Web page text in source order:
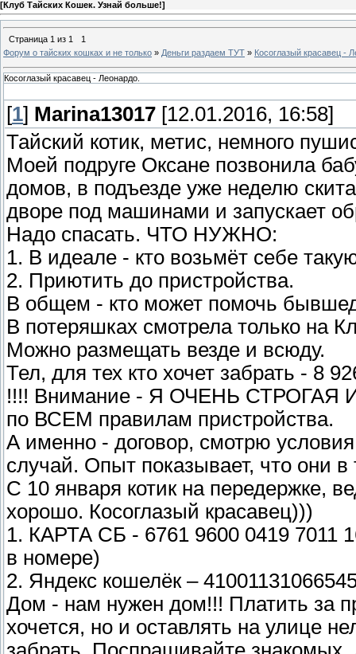
[Клуб Тайских Кошек. Узнай больше!]
Страница 1 из 1
1
Форум о тайских кошках и не только » Деньги раздаем ТУТ » Косоглазый красавец -
Косоглазый красавец - Леонардо.
[1] Marina13017 [12.01.2016, 16:58]
Тайский котик, метис, немного
Моей подруге Оксане позвонила
домов, в подъезде уже неделю
дворе под машинами и запускает
Надо спасать. ЧТО НУЖНО:
1. В идеале - кто возьмёт себе
2. Приютить до пристройства.
В общем - кто может помочь
В потеряшках смотрела только на
Можно размещать везде и всюду.
Тел, для тех кто хочет забрать - 8
!!!! Внимание - Я ОЧЕНЬ СТРОГАЯ И
по ВСЕМ правилам пристройства.
А именно - договор, смотрю
случай. Опыт показывает, что они
С 10 января котик на передержке,
хорошо. Косоглазый красавец)))
1. КАРТА СБ - 6761 9600 0419 7011
в номере)
2. Яндекс кошелёк –
Дом - нам нужен дом!!! Платить за
хочется, но и оставлять на улице